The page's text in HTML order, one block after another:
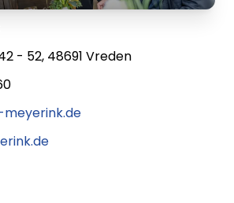
- 52, 48691 Vreden